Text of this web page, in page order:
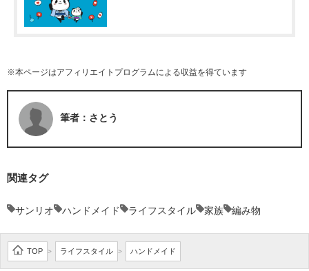
※本ページはアフィリエイトプログラムによる収益を得ています
筆者：さとう
関連タグ
サンリオ ハンドメイド ライフスタイル 家族 編み物
TOP > ライフスタイル > ハンドメイド